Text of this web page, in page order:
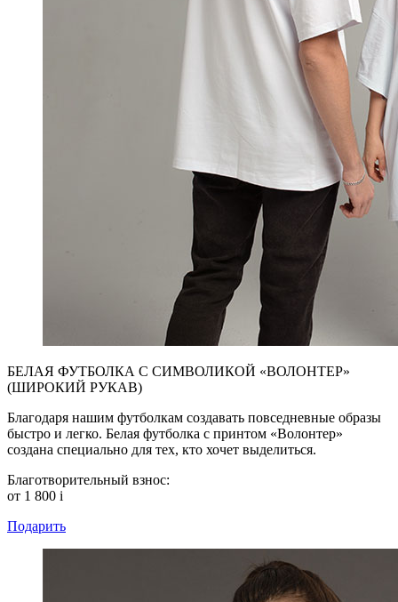
БЕЛАЯ ФУТБОЛКА С СИМВОЛИКОЙ «ВОЛОНТЕР»
(ШИРОКИЙ РУКАВ)
Благодаря нашим футболкам создавать повседневные образы
быстро и легко. Белая футболка с принтом «Волонтер»
создана специально для тех, кто хочет выделиться.
Благотворительный взнос:
от 1 800 i
Подарить